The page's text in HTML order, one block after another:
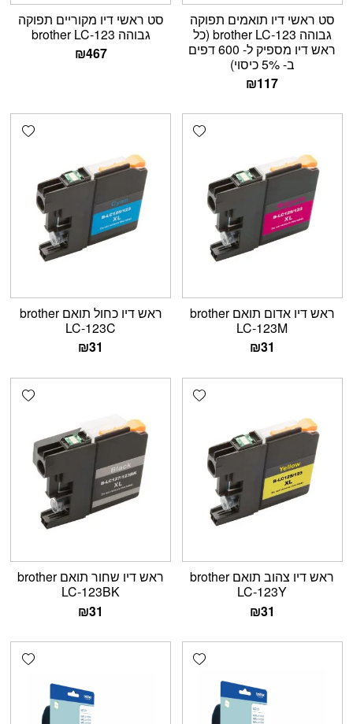
סט ראשי דיו תואמים תפוקה
גבוהה brother LC-123 (כל
ראש דיו מספיק ל- 600 דפים
ב- 5% כיסוי)
₪117
סט ראשי דיו מקוריים תפוקה
גבוהה brother LC-123
₪467
Add wishlist
ראש דיו אדום תואם brother
LC-123M
₪31
ראש דיו כחול תואם brother
LC-123C
₪31
Add wishlist
ראש דיו צהוב תואם brother
LC-123Y
₪31
ראש דיו שחור תואם brother
LC-123BK
₪31
Add wishlist